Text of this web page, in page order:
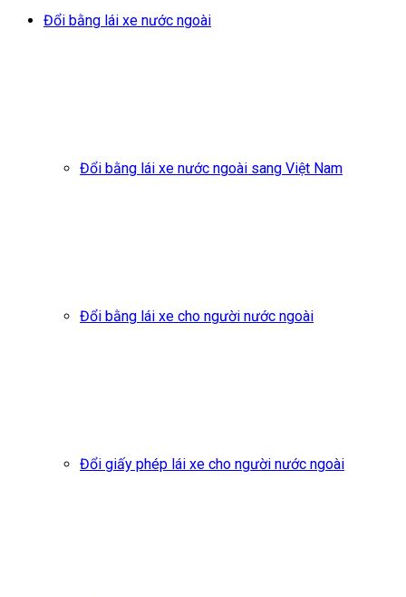
Đổi bằng lái xe nước ngoài
Đổi bằng lái xe nước ngoài sang Việt Nam
Đổi bằng lái xe cho người nước ngoài
Đổi giấy phép lái xe cho người nước ngoài